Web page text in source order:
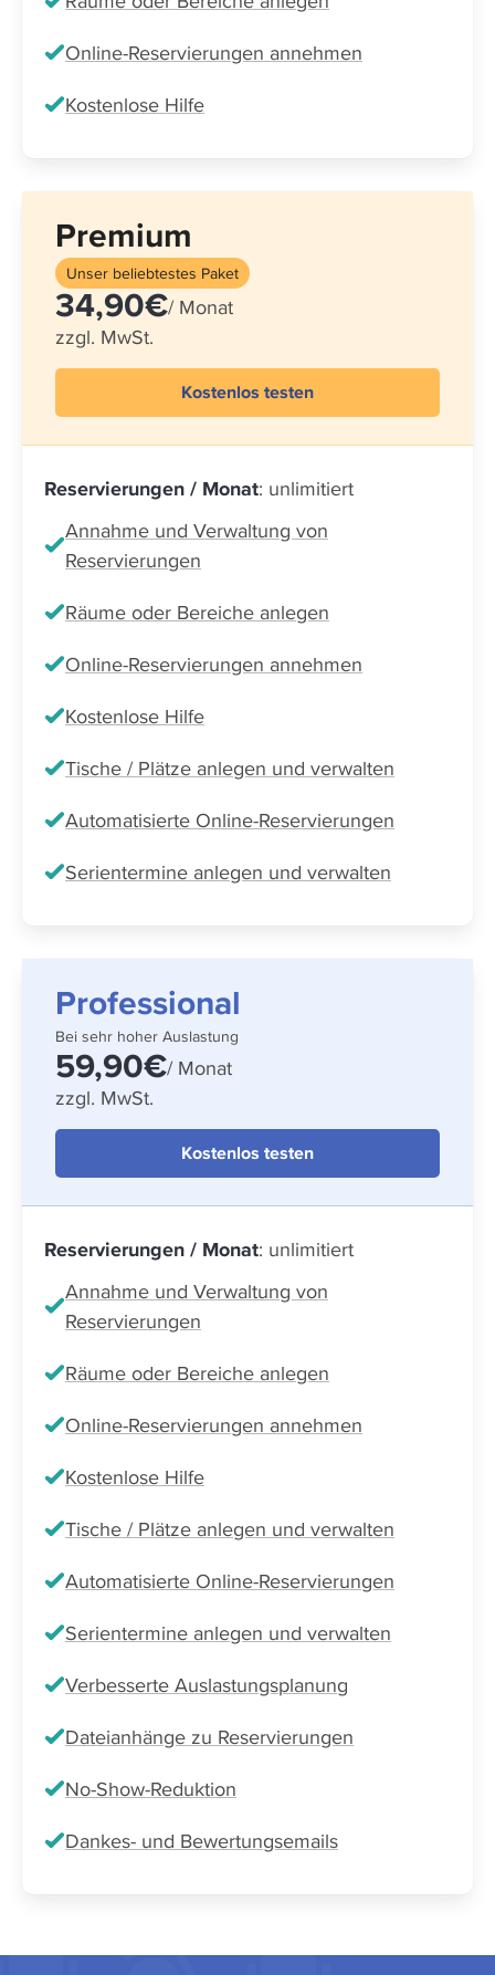
Online-Reservierungen annehmen
Kostenlose Hilfe
Premium
Unser beliebtestes Paket
34,90€/ Monat
zzgl. MwSt.
Kostenlos testen
Reservierungen / Monat: unlimitiert
Annahme und Verwaltung von
Reservierungen
Räume oder Bereiche anlegen
Online-Reservierungen annehmen
Kostenlose Hilfe
Tische / Plätze anlegen und verwalten
Automatisierte Online-Reservierungen
Serientermine anlegen und verwalten
Professional
Bei sehr hoher Auslastung
59,90€/ Monat
zzgl. MwSt.
Kostenlos testen
Reservierungen / Monat: unlimitiert
Annahme und Verwaltung von
Reservierungen
Räume oder Bereiche anlegen
Online-Reservierungen annehmen
Kostenlose Hilfe
Tische / Plätze anlegen und verwalten
Automatisierte Online-Reservierungen
Serientermine anlegen und verwalten
Verbesserte Auslastungsplanung
Dateianhänge zu Reservierungen
No-Show-Reduktion
Dankes- und Bewertungsemails